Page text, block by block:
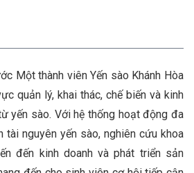
Một thành viên Yến sào Khánh Hòa
quản lý, khai thác, chế biến và kinh
yến sào. Với hệ thống hoạt động đa
tài nguyên yến sào, nghiên cứu khoa
đến kinh doanh và phát triển sản